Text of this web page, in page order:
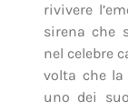
rivivere
sirena che
nel celebre
volta che la
uno dei